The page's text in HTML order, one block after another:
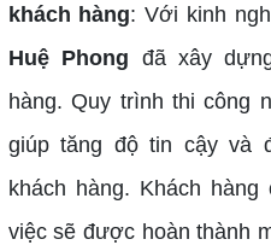
khách hàng: Với kinh
Huệ Phong đã xây
hàng. Quy trình thi công
giúp tăng độ tin cậy và
khách hàng. Khách
việc sẽ được hoàn thành